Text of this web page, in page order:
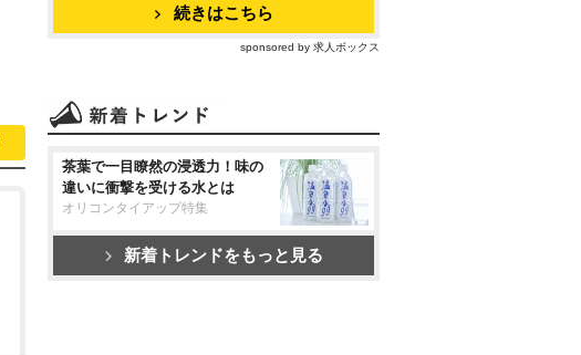
続きはこちら
sponsored by 求人ボックス
茶葉で一目瞭然の浸透力！味の
違いに衝撃を受ける水とは
オリコンタイアップ特集
新着トレンドをもっと見る